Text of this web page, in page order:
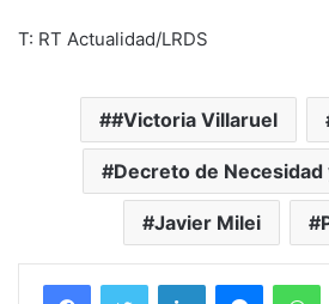
T: RT Actualidad/LRDS
#Victoria Villaruel
Decreto de Necesidad
Javier Milei
FacebookTwitter LinkedIn